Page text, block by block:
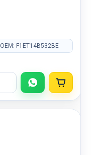
OEM: F1ET14B532BE